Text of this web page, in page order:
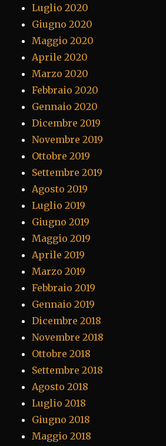
Luglio 2020
Giugno 2020
Maggio 2020
Aprile 2020
Marzo 2020
Febbraio 2020
Gennaio 2020
Dicembre 2019
Novembre 2019
Ottobre 2019
Settembre 2019
Agosto 2019
Luglio 2019
Giugno 2019
Maggio 2019
Aprile 2019
Marzo 2019
Febbraio 2019
Gennaio 2019
Dicembre 2018
Novembre 2018
Ottobre 2018
Settembre 2018
Agosto 2018
Luglio 2018
Giugno 2018
Maggio 2018